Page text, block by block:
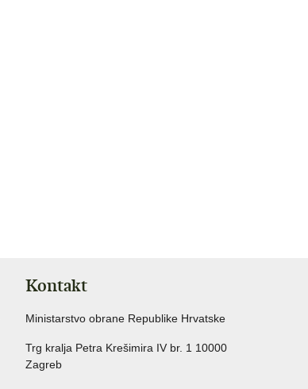
Kontakt
Ministarstvo obrane Republike Hrvatske
Trg kralja Petra Krešimira IV br. 1 10000
Zagreb